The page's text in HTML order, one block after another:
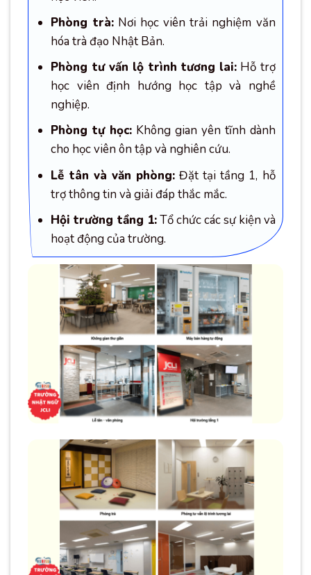
Phòng trà:Nơi học viên trải nghiệm văn
hóa trà đạo Nhật Bản.
Phòng tư vấn lộ trình tương lai: Hỗ trợ
học viên định hướng học tập và nghề
nghiệp.
Phòng tự học: Không gian yên tĩnh dành
cho học viên ôn tập và nghiên cứu.
Lễ tân và văn phòng:Đặt tại tầng 1, hỗ
trợ thông tin và giải đáp thắc mắc.
Hội trường tầng 1:Tổ chức các sự kiện và
hoạt động của trường.